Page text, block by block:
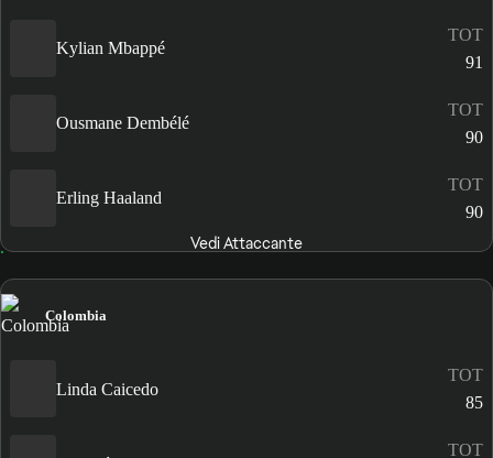
Kylian Mbappé
TOT
91
Ousmane Dembélé
TOT
90
Erling Haaland
TOT
90
Vedi Attaccante
Colombia
Linda Caicedo
TOT
85
TOT